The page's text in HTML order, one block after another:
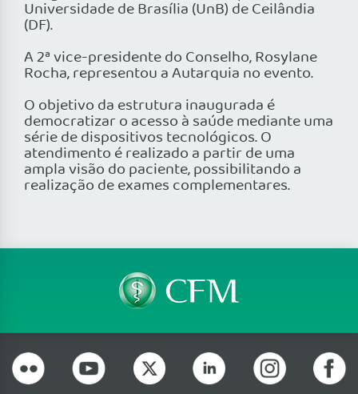
Universidade de Brasília (UnB) de Ceilândia
(DF).
A 2ª vice-presidente do Conselho, Rosylane
Rocha, representou a Autarquia no evento.
O objetivo da estrutura inaugurada é
democratizar o acesso à saúde mediante uma
série de dispositivos tecnológicos. O
atendimento é realizado a partir de uma
ampla visão do paciente, possibilitando a
realização de exames complementares.